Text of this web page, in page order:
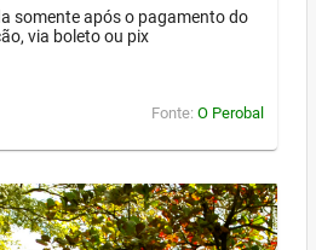
somente após o pagamento do
via boleto ou pix
Fonte: O Perobal